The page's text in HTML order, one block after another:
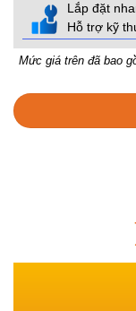
Lắp đặt
Hỗ trợ kỹ
Mức giá trên đã bao